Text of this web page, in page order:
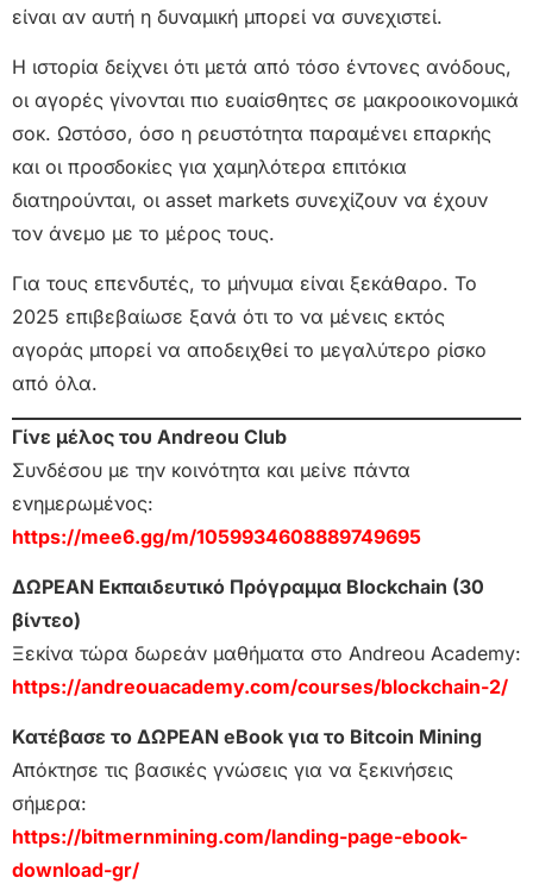
είναι αν αυτή η δυναμική μπορεί να συνεχιστεί.
Η ιστορία δείχνει ότι μετά από τόσο έντονες ανόδους,
οι αγορές γίνονται πιο ευαίσθητες σε μακροοικονομικά
σοκ. Ωστόσο, όσο η ρευστότητα παραμένει επαρκής
και οι προσδοκίες για χαμηλότερα επιτόκια
διατηρούνται, οι asset markets συνεχίζουν να έχουν
τον άνεμο με το μέρος τους.
Για τους επενδυτές, το μήνυμα είναι ξεκάθαρο. Το
2025 επιβεβαίωσε ξανά ότι το να μένεις εκτός
αγοράς μπορεί να αποδειχθεί το μεγαλύτερο ρίσκο
από όλα.
Γίνε μέλος του Andreou Club
Συνδέσου με την κοινότητα και μείνε πάντα
ενημερωμένος:
https://mee6.gg/m/1059934608889749695
ΔΩΡΕΑΝ Εκπαιδευτικό Πρόγραμμα Blockchain (30
βίντεο)
Ξεκίνα τώρα δωρεάν μαθήματα στο Andreou Academy:
https://andreouacademy.com/courses/blockchain-2/
Κατέβασε το ΔΩΡΕΑΝ eBook για το Bitcoin Mining
Απόκτησε τις βασικές γνώσεις για να ξεκινήσεις
σήμερα:
https://bitmernmining.com/landing-page-ebook-
download-gr/